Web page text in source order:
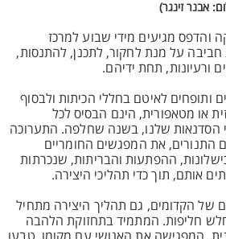
אבנר זינגר)
והדפס מגיעים מידי שבוע למרכז
על מנת לחקור, לתכנן, להתנסות,
ורעיונות, תחת ידיהם.
ותופחים לאיטם בחללי הכיתות ולבסוף
או מטאפורית, הינם הבסיס לכל
הסדנאות שלנו, בשנה שחלפה. התערוכה
את המפגשים החומריים
ההפתעות והבריתות, שנכרתות
אותם, תוך כדי תהליכי היצירה.
של הקדומים, גם תהליך היצירה מתחיל
חליפות. המתמיד בתחזוקת הלהבה